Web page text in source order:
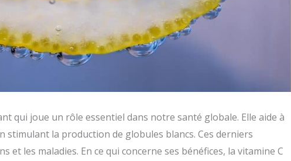
qui joue un rôle essentiel dans notre santé globale. Elle aide à
la production de globules blancs. Ces derniers
les maladies. En ce qui concerne ses bénéfices, la vitamine C